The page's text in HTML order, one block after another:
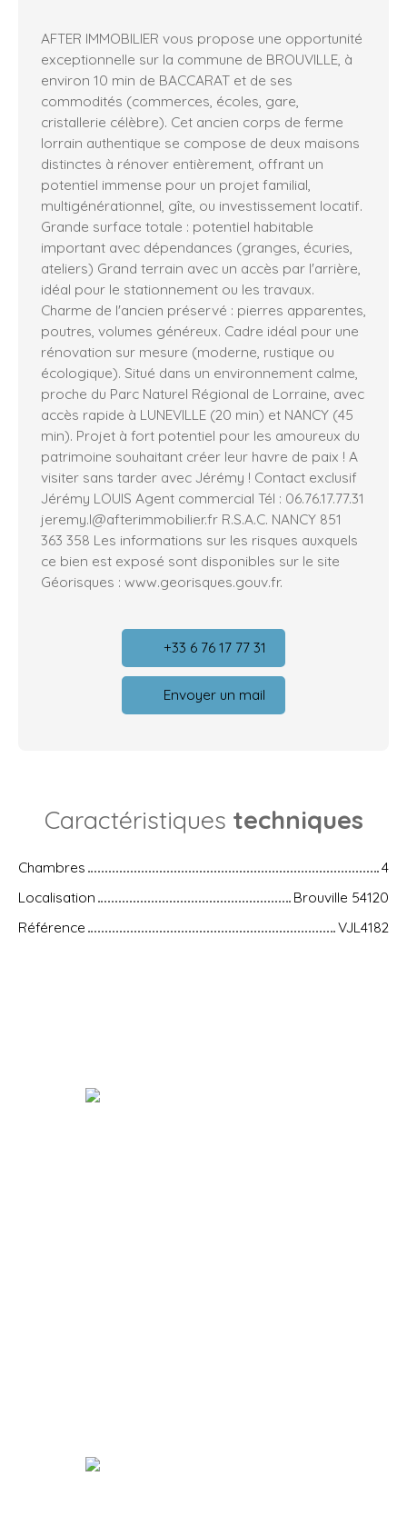
AFTER IMMOBILIER vous propose une opportunité
exceptionnelle sur la commune de BROUVILLE, à
environ 10 min de BACCARAT et de ses
commodités (commerces, écoles, gare,
cristallerie célèbre). Cet ancien corps de ferme
lorrain authentique se compose de deux maisons
distinctes à rénover entièrement, offrant un
potentiel immense pour un projet familial,
multigénérationnel, gîte, ou investissement locatif.
Grande surface totale : potentiel habitable
important avec dépendances (granges, écuries,
ateliers) Grand terrain avec un accès par l'arrière,
idéal pour le stationnement ou les travaux.
Charme de l'ancien préservé : pierres apparentes,
poutres, volumes généreux. Cadre idéal pour une
rénovation sur mesure (moderne, rustique ou
écologique). Situé dans un environnement calme,
proche du Parc Naturel Régional de Lorraine, avec
accès rapide à LUNEVILLE (20 min) et NANCY (45
min). Projet à fort potentiel pour les amoureux du
patrimoine souhaitant créer leur havre de paix ! A
visiter sans tarder avec Jérémy ! Contact exclusif
Jérémy LOUIS Agent commercial Tél : 06.76.17.77.31
jeremy.l@afterimmobilier.fr R.S.A.C. NANCY 851
363 358 Les informations sur les risques auxquels
ce bien est exposé sont disponibles sur le site
Géorisques : www.georisques.gouv.fr.
+33 6 76 17 77 31
Envoyer un mail
Caractéristiques techniques
Chambres
4
Localisation
Brouville 54120
Référence
VJL4182